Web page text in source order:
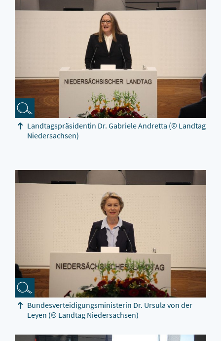
Landtagspräsidentin Dr. Gabriele Andretta (© Landtag
Niedersachsen)
Bundesverteidigungsministerin Dr. Ursula von der
Leyen (© Landtag Niedersachsen)